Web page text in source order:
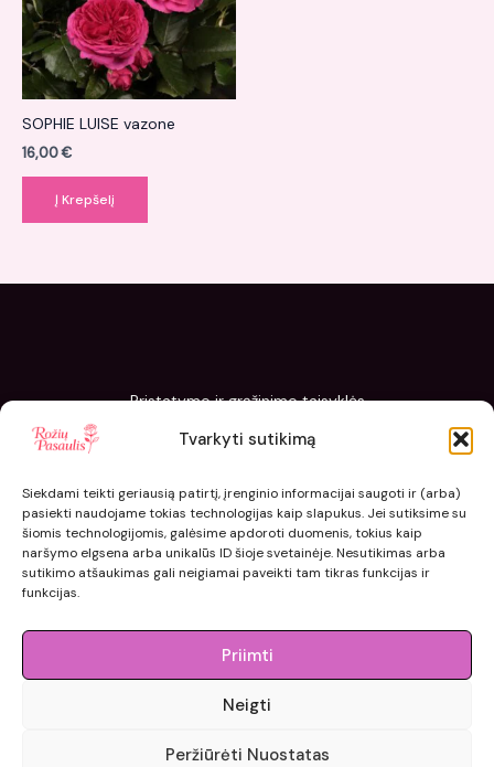
Tvarkyti sutikimą
Siekdami teikti geriausią patirtį, įrenginio informacijai saugoti ir (arba)
pasiekti naudojame tokias technologijas kaip slapukus. Jei sutiksime su
šiomis technologijomis, galėsime apdoroti duomenis, tokius kaip
naršymo elgsena arba unikalūs ID šioje svetainėje. Nesutikimas arba
sutikimo atšaukimas gali neigiamai paveikti tam tikras funkcijas ir
funkcijas.
Priimti
Neigti
Peržiūrėti Nuostatas
SOPHIE LUISE vazone
16,00€
Į Krepšelį
Pristatymo ir grąžinimo taisyklės
Slapukų politika
© 2015 - 2026 roziupasaulis.lt.